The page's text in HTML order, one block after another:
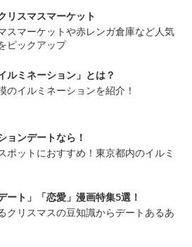
リスマスマーケット
スマーケットや赤レンガ倉庫など人気
ピックアップ
ルミネーション」とは？
のイルミネーションを紹介！
ョンデートなら！
ポットにおすすめ！東京都内のイルミ
ート」「恋愛」漫画特集5選！
クリスマスの豆知識からデートあるあ